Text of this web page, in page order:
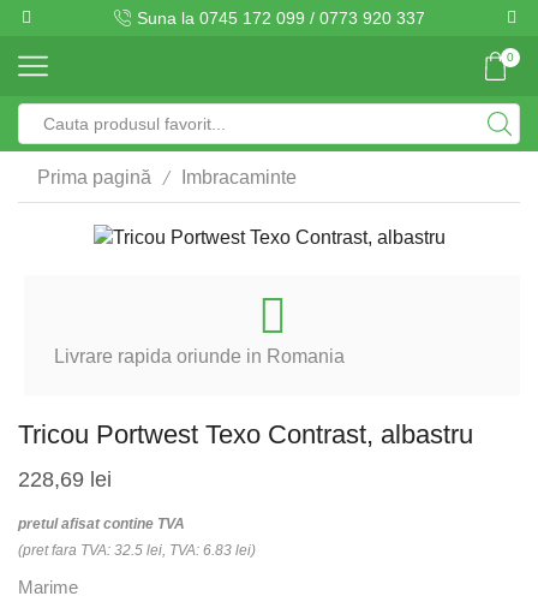
Suna la 0745 172 099 / 0773 920 337
0
Prima pagină / Imbracaminte
Livrare rapida oriunde in Romania
Tricou Portwest Texo Contrast, albastru
228,69 lei
pretul afisat contine TVA
(pret fara TVA: 32.5 lei, TVA: 6.83 lei)
Marime